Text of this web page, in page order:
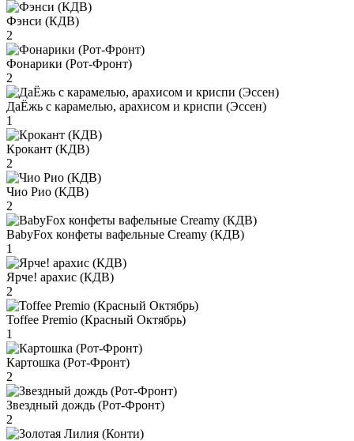
Фэнси (КДВ)
2
Фонарики (Рот-Фронт)
2
ДаЁжь с карамелью, арахисом и криспи (Эссен)
1
Крокант (КДВ)
2
Чио Рио (КДВ)
2
BabyFox конфеты вафельные Creamy (КДВ)
1
Ярче! арахис (КДВ)
2
Toffee Premio (Красный Октябрь)
1
Картошка (Рот-Фронт)
2
Звездный дождь (Рот-Фронт)
2